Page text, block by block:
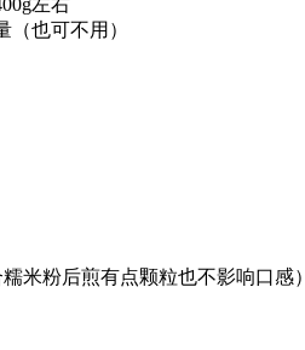
（也可不用）
米粉后煎有点颗粒也不影响口感）